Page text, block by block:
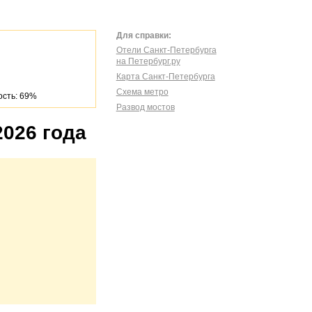
Для справки:
Отели Санкт-Петербурга
на Петербург.ру
Карта Санкт-Петербурга
Схема метро
Развод мостов
69%
года